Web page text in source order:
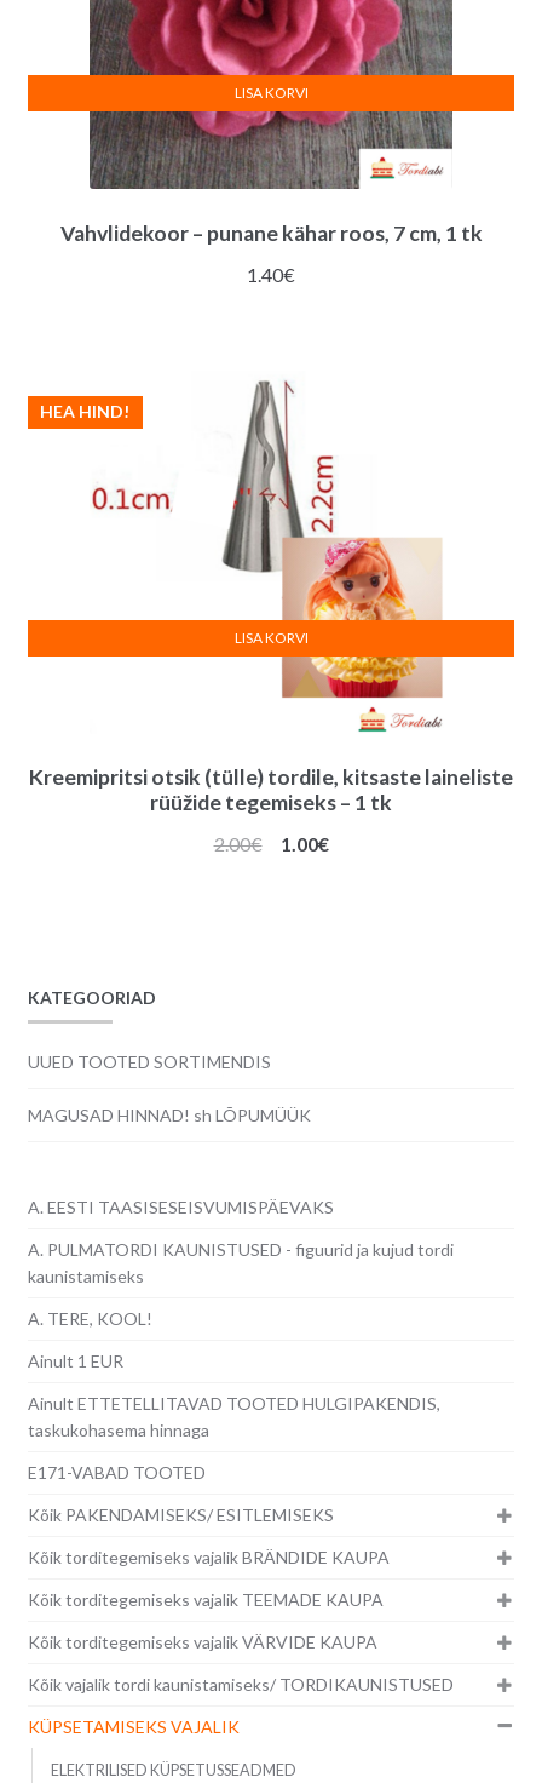
Vahvlidekoor – punane kähar roos, 7 cm, 1 tk
1.40€
LISA KORVI
Kreemipritsi otsik (tülle) tordile, kitsaste laineliste
rüüžide tegemiseks – 1 tk
HEA HIND!
2.00€
Algne
1.00€Praegune
LISA KORVI
KATEGOORIAD
UUED TOOTED SORTIMENDIS
MAGUSAD HINNAD! sh LÕPUMÜÜK
A. EESTI TAASISESEISVUMISPÄEVAKS
A. PULMATORDI KAUNISTUSED - figuurid ja kujud tordi
kaunistamiseks
A. TERE, KOOL!
Ainult 1 EUR
Ainult ETTETELLITAVAD TOOTED HULGIPAKENDIS,
taskukohasema hinnaga
E171-VABAD TOOTED
Kõik PAKENDAMISEKS/ ESITLEMISEKS
Kõik torditegemiseks vajalik BRÄNDIDE KAUPA
Kõik torditegemiseks vajalik TEEMADE KAUPA
Kõik torditegemiseks vajalik VÄRVIDE KAUPA
Kõik vajalik tordi kaunistamiseks/ TORDIKAUNISTUSED
KÜPSETAMISEKS VAJALIK
ELEKTRILISED KÜPSETUSSEADMED